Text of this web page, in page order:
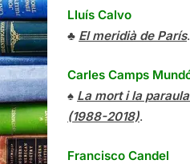
Lluís Calvo
♣ El meridià de París.
Carles Camps
♠ La mort i la
(1988-2018).
Francisco Candel